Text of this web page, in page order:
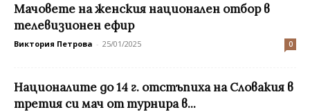
Мачовете на женския национален отбор в
телевизионен ефир
Виктория Петрова - 25/01/2025 0
Националите до 14 г. отстъпиха на Словакия в
третия си мач от турнира в...